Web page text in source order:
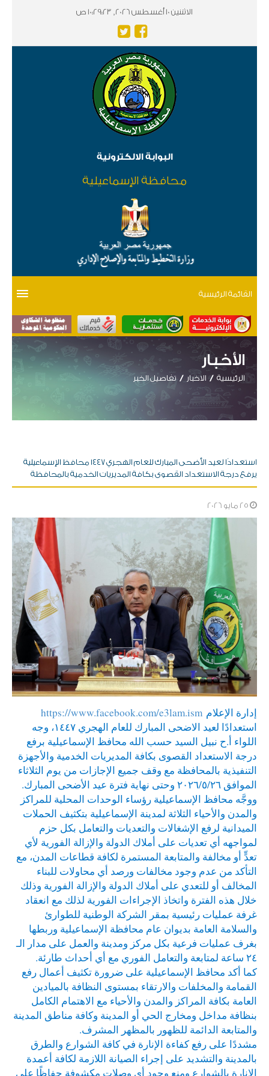
الاثننين 10 أغسطس 2026, 10:29:24 ص
البوابة الالكترونية
محافظة الإسماعيلية
القائمة الرئيسية
الأخبار
الرئيسية الاخبار تفاصيل الخبر
استعدادًا لعيد الأضحى المبارك للعام الهجري ١٤٤٧ محافظ الإسماعيلية
يرفع درجة الاستعداد القصوى بكافة المديريات الخدمية بالمحافظة
إدارة الإعلام https://www.facebook.com/e3lam.ism
استعدادًا لعيد الاضحى المبارك للعام الهجري ١٤٤٧، وجه
اللواء أ.ح نبيل السيد حسب الله محافظ الإسماعيلية برفع
درجة الاستعداد القصوى بكافة المديريات الخدمية والأجهزة
التنفيذية بالمحافظة مع وقف جميع الإجازات من يوم الثلاثاء
الموافق ٢٠٢٦/٥/٢٦ وحتى نهاية فترة عيد الأضحى المبارك.
ووجَّه محافظ الإسماعيلية رؤساء الوحدات المحلية للمراكز
والمدن والأحياء الثلاثة لمدينة الإسماعيلية بتكثيف الحملات
الميدانية لرفع الإشغالات والتعديات والتعامل بكل حزم
لمواجهه أي تعديات على أملاك الدولة والإزالة الفورية لأي
تعدٍّ أو مخالفة والمتابعة المستمرة لكافة قطاعات المدن، مع
التأكد من عدم وجود مخالفات ورصد أي محاولات للبناء
المخالف أو للتعدي على أملاك الدولة والإزالة الفورية وذلك
خلال هذه الفترة واتخاذ الإجراءات الفورية لذلك مع انعقاد
غرفة عمليات رئيسية بمقر الشركة الوطنية للطوارئ
والسلامة العامة بديوان عام محافظة الإسماعيلية وربطها
بغرف عمليات فرعية بكل مركز ومدينة والعمل على مدار الـ
٢٤ ساعة لمتابعة والتعامل الفوري مع أي أحداث طارئة.
كما أكد محافظ الإسماعيلية على ضرورة تكثيف أعمال رفع
القمامة والمخلفات والارتقاء بمستوى النظافة بالميادين
العامة بكافة المراكز والمدن والأحياء مع الاهتمام الكامل
بنظافة مداخل ومخارج الحي أو المدينة وكافة مناطق المدينة
والمتابعة الدائمة للظهور بالمظهر المشرف.
مشددًا على رفع كفاءة الإنارة في كافة الشوارع والطرق
بالمدينة والتشديد على إجراء الصيانة اللازمة لكافة أعمدة
الإنارة بالشوارع ومنع وجود أي وصلات مكشوفة حفاظًا على